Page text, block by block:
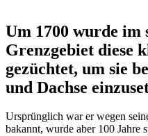
Um 1700 wurde im
Grenzgebiet diese
gezüchtet, um sie
und Dachse
Ursprünglich war er wegen
bakannt, wurde aber 100 Jahre